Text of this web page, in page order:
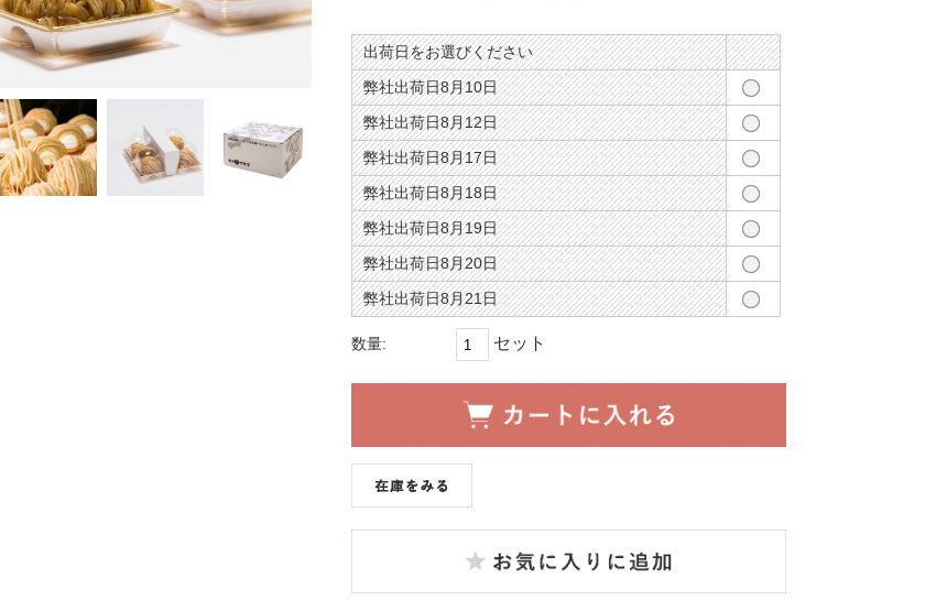
出荷日をお選びください
弊社出荷日8月10日
弊社出荷日8月12日
弊社出荷日8月17日
弊社出荷日8月18日
弊社出荷日8月19日
弊社出荷日8月20日
弊社出荷日8月21日
数量: セット